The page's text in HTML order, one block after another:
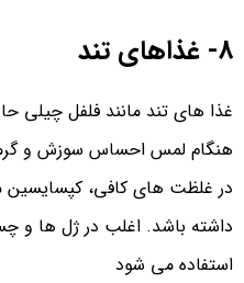
8- غذاهای تند
غذا های تند مانند فلفل چیلی
هنگام لمس احساس سوزش و
در غلظت های کافی، کپسایسین
داشته باشد. اغلب در ژل ها
استفاده می شود